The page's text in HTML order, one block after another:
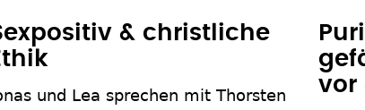
& christliche
und Lea sprechen mit Thorsten
vor